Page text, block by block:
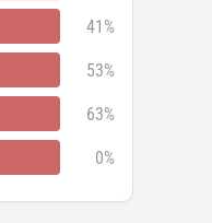
41%
53%
63%
0%